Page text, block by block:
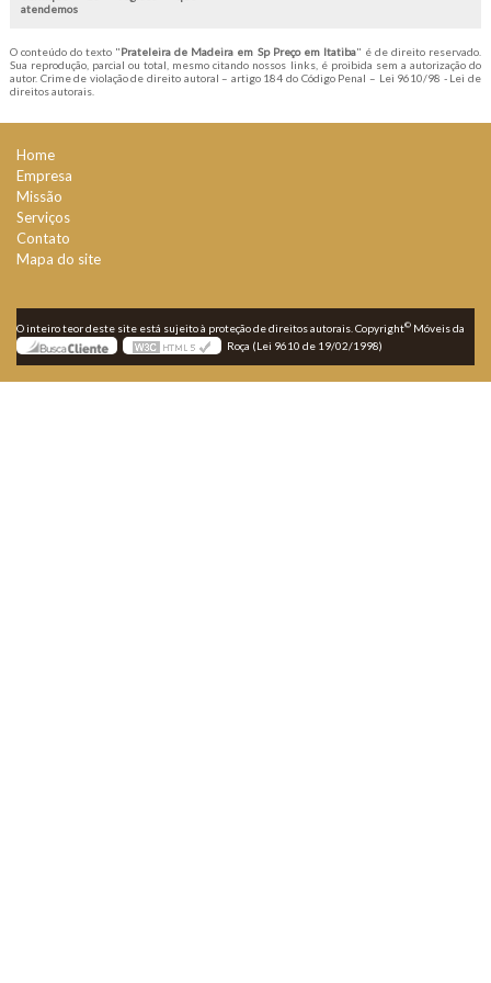
atendemos
O conteúdo do texto "Prateleira de Madeira em Sp Preço em Itatiba" é de direito reservado.
Sua reprodução, parcial ou total, mesmo citando nossos links, é proibida sem a autorização do
autor. Crime de violação de direito autoral – artigo 184 do Código Penal – Lei 9610/98 - Lei de
direitos autorais.
Home
Empresa
Missão
Serviços
Contato
Mapa do site
O inteiro teor deste site está sujeito à proteção de direitos autorais. Copyright© Móveis da
Roça (Lei 9610 de 19/02/1998)